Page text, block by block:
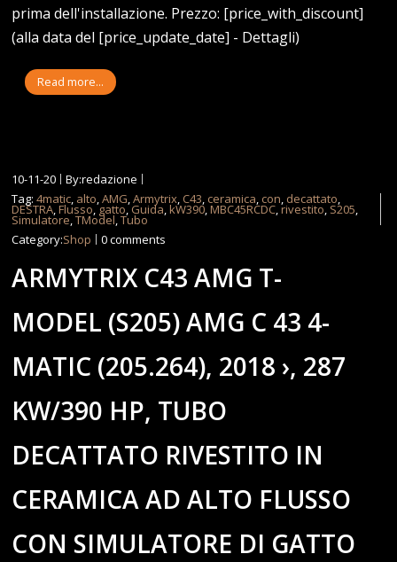
prima dell'installazione. Prezzo: [price_with_discount]
(alla data del [price_update_date] - Dettagli)
Read more...
10-11-20
By:redazione
Tag:4matic, alto,AMG,Armytrix, C43, ceramica, con, decattato,
DESTRA,Flusso,gatto,Guida,kW390,MBC45RCDC,rivestito, S205,
Simulatore,TModel,Tubo
Category:Shop 0 comments
ARMYTRIX C43 AMG T-
MODEL (S205) AMG C 43 4-
MATIC (205.264), 2018 ›, 287
KW/390 HP, TUBO
DECATTATO RIVESTITO IN
CERAMICA AD ALTO FLUSSO
CON SIMULATORE DI GATTO